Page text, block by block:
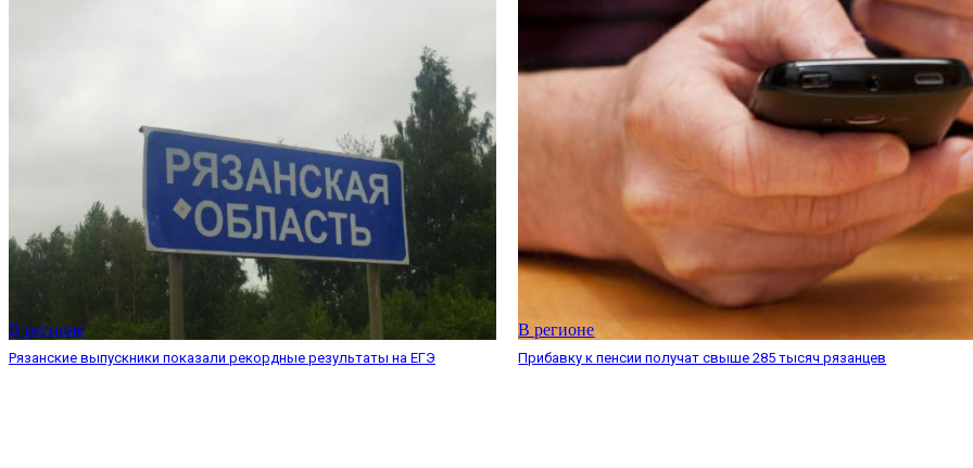
В регионе
Рязанские выпускники показали рекордные результаты на ЕГЭ
В регионе
Прибавку к пенсии получат свыше 285 тысяч рязанцев